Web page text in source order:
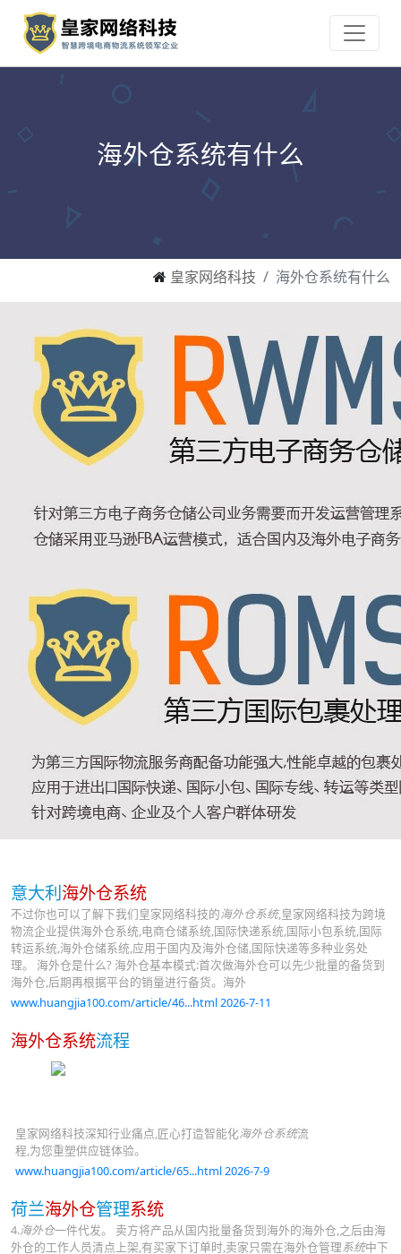
海外仓系统有什么
皇家网络科技 海外仓系统有什么
意大利海外仓系统
不过你也可以了解下我们皇家网络科技的海外仓系统,皇家网络科技为跨境
物流企业提供海外仓系统,电商仓储系统,国际快递系统,国际小包系统,国际
转运系统,海外仓储系统,应用于国内及海外仓储,国际快递等多种业务处
理。 海外仓是什么? 海外仓基本模式:首次做海外仓可以先少批量的备货到
海外仓,后期再根据平台的销量进行备货。海外
www.huangjia100.com/article/46...html 2026-7-11
海外仓系统流程
皇家网络科技深知行业痛点,匠心打造智能化海外仓系统流
程,为您重塑供应链体验。
www.huangjia100.com/article/65...html 2026-7-9
荷兰海外仓管理系统
4.海外仓一件代发。 卖方将产品从国内批量备货到海外的海外仓,之后由海
外仓的工作人员清点上架,有买家下订单时,卖家只需在海外仓管理系统中下